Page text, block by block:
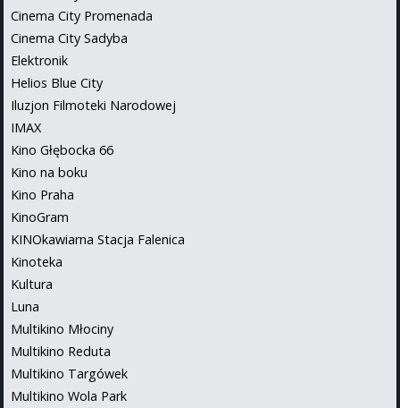
Cinema City Promenada
Cinema City Sadyba
Elektronik
Helios Blue City
Iluzjon Filmoteki Narodowej
IMAX
Kino Głębocka 66
Kino na boku
Kino Praha
KinoGram
KINOkawiarna Stacja Falenica
Kinoteka
Kultura
Luna
Multikino Młociny
Multikino Reduta
Multikino Targówek
Multikino Wola Park